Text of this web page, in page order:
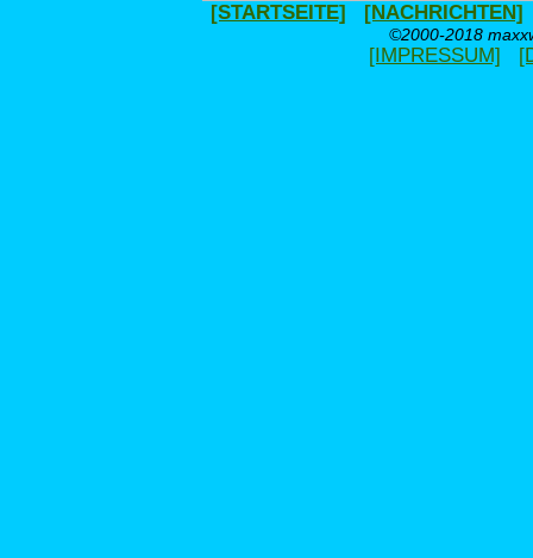
[STARTSEITE] [NACHRICHTEN]
©2000-2018
[IMPRESSUM]